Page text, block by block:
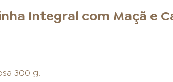
Integral com Maçã e
300 g.